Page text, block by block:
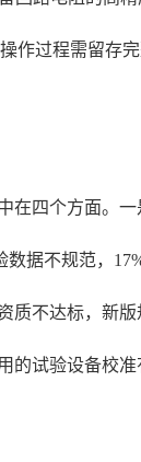
作过程需留存
在四个方面。
据不规范，
质不达标，新
试验设备校准